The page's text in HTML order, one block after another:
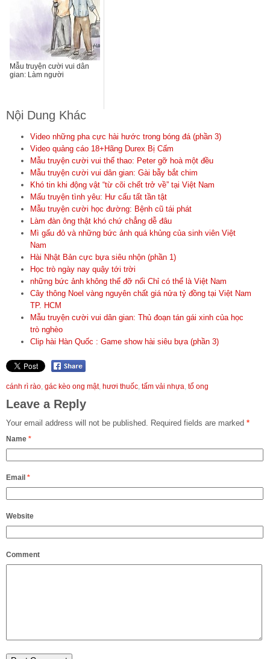
Mẫu truyện cười vui dân
gian: Làm người
Nội Dung Khác
Video những pha cực hài hước trong bóng đá (phần 3)
Video quảng cáo 18+Hãng Durex Bị Cấm
Mẫu truyện cười vui thể thao: Peter gỡ hoà một đều
Mẫu truyện cười vui dân gian: Gài bẫy bắt chim
Khó tin khi động vật “từ cõi chết trở về” tại Việt Nam
Mấu truyện tình yêu: Hư cấu tất tần tật
Mẫu truyện cười học đường: Bệnh cũ tái phát
Làm đàn ông thật khó chứ chẳng dễ đâu
Mì gấu đỏ và những bức ảnh quá khủng của sinh viên Việt
Nam
Hài Nhật Bản cực bựa siêu nhộn (phần 1)
Học trò ngày nay quậy tới trời
những bức ảnh không thể đỡ nổi Chỉ có thể là Việt Nam
Cây thông Noel vàng nguyên chất giá nửa tỷ đồng tại Việt Nam
TP. HCM
Mẫu truyện cười vui dân gian: Thủ đoạn tán gái xinh của học
trò nghèo
Clip hài Hàn Quốc : Game show hài siêu bựa (phần 3)
cánh rì rào, gác kèo ong mật, hươi thuốc, tấm vải nhựa, tổ ong
Leave a Reply
Your email address will not be published. Required fields are marked *
Name *
Email *
Website
Comment